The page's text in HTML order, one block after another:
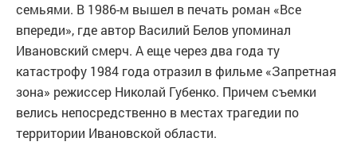
семьями. В 1986-м вышел в печать роман «Все
впереди», где автор Василий Белов упоминал
Ивановский смерч. А еще через два года ту
катастрофу 1984 года отразил в фильме «Запретная
зона» режиссер Николай Губенко. Причем съемки
велись непосредственно в местах трагедии по
территории Ивановской области.